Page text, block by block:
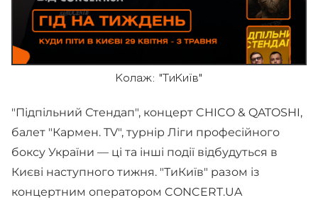
Колаж: "ТиКиїв"
"Підпільний Стендап", концерт CHICO & QATOSHI,
балет "Кармен. TV", турнір Ліги професійного
боксу України — ці та інші події відбудуться в
Києві наступного тижня. "ТиКиїв" разом із
концертним оператором CONCERT.UA